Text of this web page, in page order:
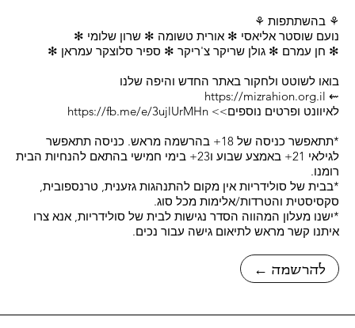
← להרשמה
⚘ בהשתתפות ⚘
נועם שוסטר אליאסי ✻ אורית טשומה ✻ שרון שלומי ✻
✻ חן עמרם ✻ גולן שריקר צ'ריקר ✻ ספיר סלוצקר עמראן ✻
בואו לשוטט ולחקור באתר החדש והיפה שלנו
⇜
https://mizrahion.org.il
לאיוונט ופרטים נוספים>> https://fb.me/e/3ujlUrMHn
*תתאפשר כניסה של 18+ בהרשמה מראש. כניסה תתאפשר
לגילאי 21+ באמצע שבוע ו23+ בימי חמישי בהתאם להנחיות הבית
רומנו.
*בבית של סולידריות אין מקום להתנהגות גזענית, טרנספובית,
סקסיסטית והטרדות/אלימות מכל סוג.
*ישנו מעלון המהווה הסדר נגישות לבית של סולידריות, אנא צרו
איתנו קשר מראש לתיאום גישה עבור נכים.